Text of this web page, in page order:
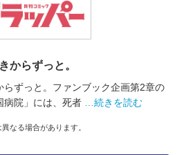
からずっと。
らずっと。ファンブック企画第2章の
病院」には、死者
…続きを読む
なる場合があります。